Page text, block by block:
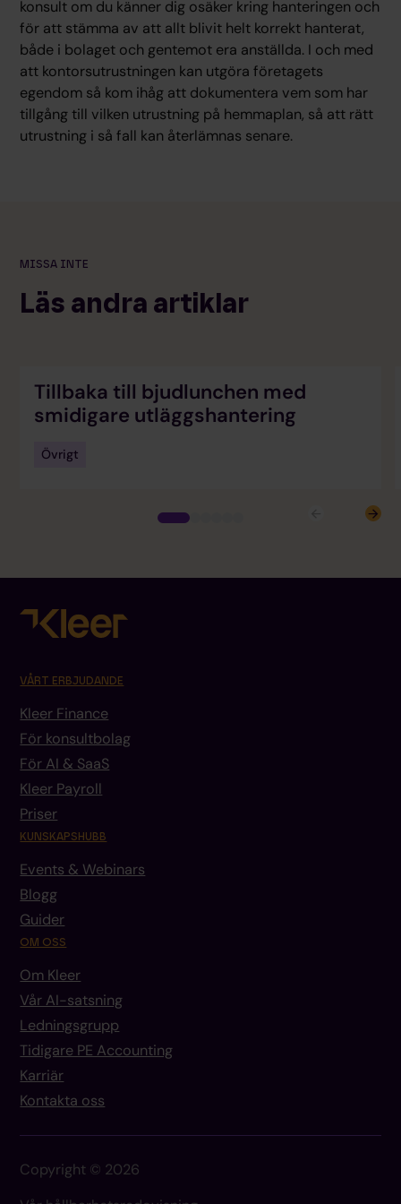
konsult om du känner dig osäker kring hanteringen och
för att stämma av att allt blivit helt korrekt hanterat,
både i bolaget och gentemot era anställda. I och med
att kontorsutrustningen kan utgöra företagets
egendom så kom ihåg att dokumentera vem som har
tillgång till vilken utrustning på hemmaplan, så att rätt
utrustning i så fall kan återlämnas senare.
MISSA INTE
Läs andra artiklar
Tillbaka till bjudlunchen med
smidigare utläggshantering
Övrigt
VÅRT ERBJUDANDE
Kleer Finance
För konsultbolag
För AI & SaaS
Kleer Payroll
Priser
KUNSKAPSHUBB
Events & Webinars
Blogg
Guider
OM OSS
Om Kleer
Vår AI-satsning
Ledningsgrupp
Tidigare PE Accounting
Karriär
Kontakta oss
Copyright © 2026